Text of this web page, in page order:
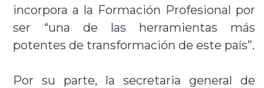
incorpora a la Formación Profesional por
ser “una de las herramientas más
potentes de transformación de este país”.
Por su parte, la secretaria general de